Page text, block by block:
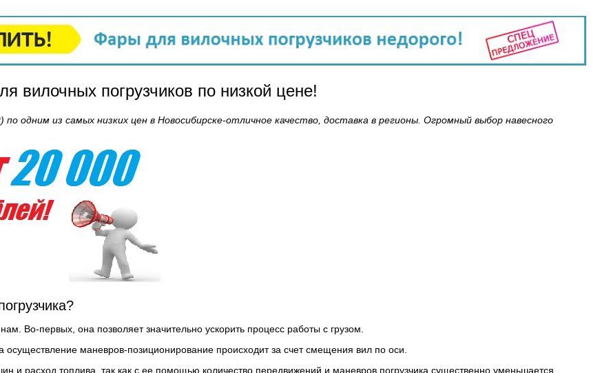
вилочных погрузчиков по низкой цене!
одним из самых низких цен в Новосибирске-отличное качество, доставка в регионы. Огромный выбор навесного
Во-первых, она позволяет значительно ускорить процесс работы с грузом.
осуществление маневров-позиционирование происходит за счет смещения вил по оси.
и расход топлива, так как с ее помощью количество передвижений и маневров погрузчика существенно уменьшается.